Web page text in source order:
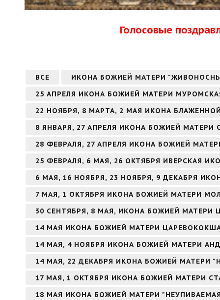
Голосовые
ВСЕ
ИКОНА БОЖИЕЙ МАТЕРИ
25 АПРЕЛЯ ИКОНА БОЖИЕЙ МАТЕРИ
22 НОЯБРЯ, 8 МАРТА, 2 МАЯ ИКОНА
8 ЯНВАРЯ, 27 АПРЕЛЯ ИКОНА БОЖИЕЙ МАТЕРИ
28 ФЕВРАЛЯ, 27 АПРЕЛЯ ИКОНА БОЖИЕЙ
25 ФЕВРАЛЯ, 6 МАЯ, 26 ОКТЯБРЯ ИВЕРСКАЯ
6 МАЯ, 16 НОЯБРЯ, 23 НОЯБРЯ, 9 ДЕКАБРЯ
7 МАЯ, 1 ОКТЯБРЯ ИКОНА БОЖИЕЙ МАТЕРИ
30 СЕНТЯБРЯ, 8 МАЯ, ИКОНА БОЖИЕЙ МАТЕРИ
14 МАЯ ИКОНА БОЖИЕЙ МАТЕРИ
14 МАЯ, 4 НОЯБРЯ ИКОНА БОЖИЕЙ МАТЕРИ
14 МАЯ, 22 ДЕКАБРЯ ИКОНА БОЖИЕЙ МАТЕРИ
17 МАЯ, 1 ОКТЯБРЯ ИКОНА БОЖИЕЙ МАТЕРИ
18 МАЯ ИКОНА БОЖИЕЙ МАТЕРИ